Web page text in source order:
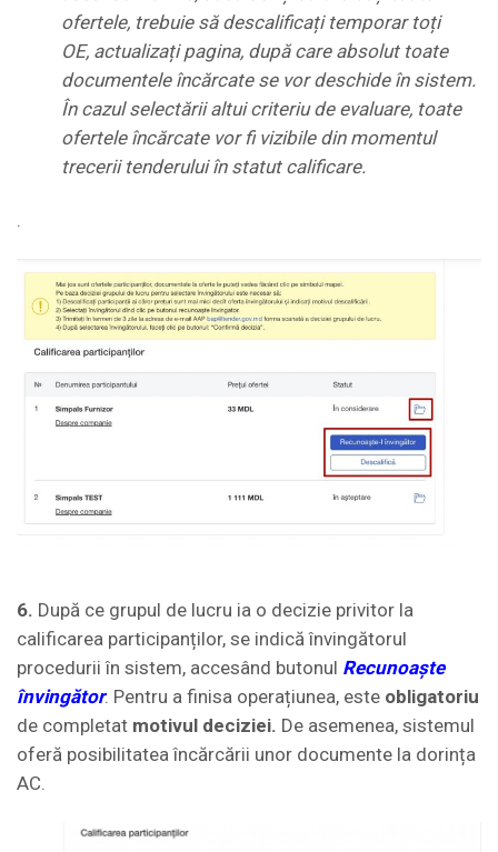
ofertele, trebuie să descalificați temporar toți
OE, actualizați pagina, după care absolut toate
documentele încărcate se vor deschide în sistem.
În cazul selectării altui criteriu de evaluare, toate
ofertele încărcate vor fi vizibile din momentul
trecerii tenderului în statut calificare.
6. După ce grupul de lucru ia o decizie privitor la
calificarea participanților, se indică învingătorul
procedurii în sistem, accesând butonul Recunoaște
învingător. Pentru a finisa operațiunea, este obligatoriu
de completat motivul deciziei. De asemenea, sistemul
oferă posibilitatea încărcării unor documente la dorința
AC.